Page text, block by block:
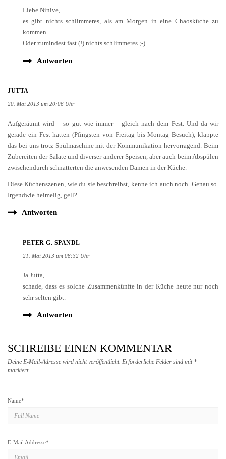
Liebe Ninive,
es gibt nichts schlimmeres, als am Morgen in eine Chaosküche zu
kommen.
Oder zumindest fast (!) nichts schlimmeres ;-)
Antworten
JUTTA
20. Mai 2013 um 20:06 Uhr
Aufgeräumt wird – so gut wie immer – gleich nach dem Fest. Und da wir
gerade ein Fest hatten (Pfingsten von Freitag bis Montag Besuch), klappte
das bei uns trotz Spülmaschine mit der Kommunikation hervorragend. Beim
Zubereiten der Salate und diverser anderer Speisen, aber auch beim Abspülen
zwischendurch schnatterten die anwesenden Damen in der Küche.
Diese Küchenszenen, wie du sie beschreibst, kenne ich auch noch. Genau so.
Irgendwie heimelig, gell?
Antworten
PETER G. SPANDL
21. Mai 2013 um 08:32 Uhr
Ja Jutta,
schade, dass es solche Zusammenkünfte in der Küche heute nur noch
sehr selten gibt.
Antworten
SCHREIBE EINEN KOMMENTAR
Deine E-Mail-Adresse wird nicht veröffentlicht. Erforderliche Felder sind mit *
markiert
Name*
E-Mail Addresse*